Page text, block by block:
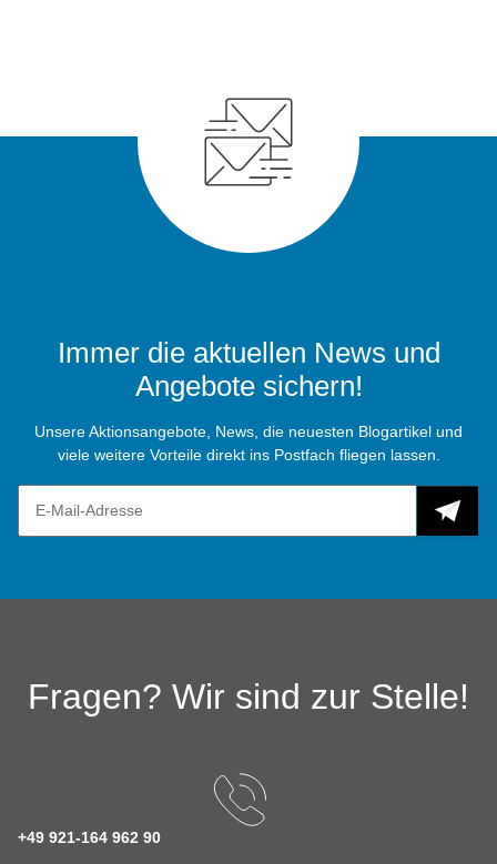
Immer die aktuellen News und
Angebote sichern!
Unsere Aktionsangebote, News, die neuesten Blogartikel und
viele weitere Vorteile direkt ins Postfach fliegen lassen.
Fragen? Wir sind zur Stelle!
+49 921-164 962 90